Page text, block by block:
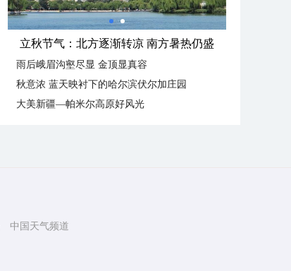
立秋节气：北方逐渐转凉 南方暑热仍盛
雨后峨眉沟壑尽显 金顶显真容
秋意浓 蓝天映衬下的哈尔滨伏尔加庄园
大美新疆—帕米尔高原好风光
中国天气频道